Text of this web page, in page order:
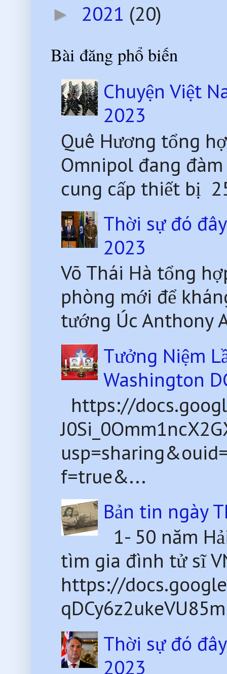
► 2021 (20)
Bài đăng phổ biến
Chuyện Việt
2023
Quê Hương tổng
Omnipol đang
cung cấp thiết bị
Thời sự đó
2023
Võ Thái Hà tổng
phòng mới để
tướng Úc Anthony
Tưởng Niệm
Washington
https://
f=true&...
Bản tin ngày
1- 50 năm
tìm gia đình tử sĩ
https://
Thời sự đó
2023